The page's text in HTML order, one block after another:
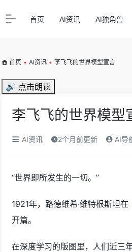
首页 AI资讯 AI独角兽
首页 • AI资讯 • 李飞飞的世界模型宣言
🔊 点击朗读
李飞飞的世界模型
AI资讯 2个月前更新 AI导
“世界即所发生的一切。”
1921年，路德维希·维特根斯坦
开篇。
在深度学习的版图里，人们近三